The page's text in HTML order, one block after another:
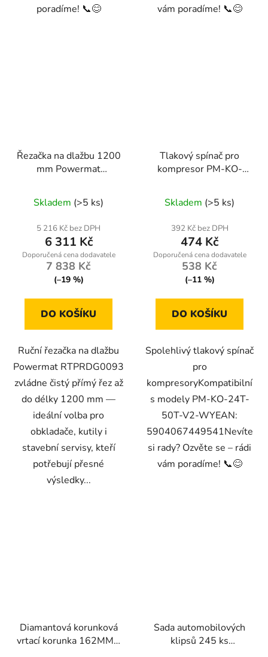
poradíme! 📞😊
vám poradíme! 📞😊
Řezačka na dlažbu 1200
mm Powermat
Skladem (>5 ks)
5 216 Kč bez DPH
6 311 Kč
7 838 Kč
(–19 %)
DO KOŠÍKU
Ruční řezačka na dlažbu
Powermat RTPRDG0093
zvládne čistý přímý řez až
do délky 1200 mm —
ideální volba pro
obkladače, kutily i
stavební servisy, kteří
potřebují přesné
výsledky...
Tlakový spínač pro
kompresor PM-KO-
Skladem (>5 ks)
392 Kč bez DPH
474 Kč
538 Kč
(–11 %)
DO KOŠÍKU
Spolehlivý tlakový spínač
pro
kompresoryKompatibilní
s modely PM-KO-24T-
50T-V2-WYEAN:
5904067449541Nevíte
si rady? Ozvěte se – rádi
vám poradíme! 📞😊
Diamantová korunková
vrtací korunka 162MM x
Sada automobilových
klipsů 245 ks